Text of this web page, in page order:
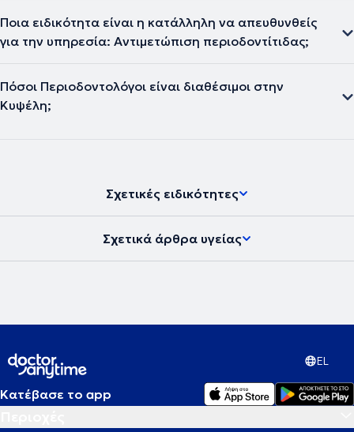
Ποια ειδικότητα είναι η κατάλληλη να απευθυνθείς
για την υπηρεσία: Αντιμετώπιση περιοδοντίτιδας;
Πόσοι Περιοδοντολόγοι είναι διαθέσιμοι στην
Κυψέλη;
Σχετικές ειδικότητες
Σχετικά άρθρα υγείας
EL
Κατέβασε το app